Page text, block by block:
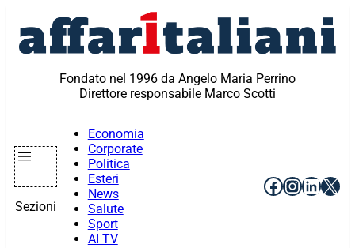
contenuto
Fondato nel 1996 da Angelo Maria Perrino
Direttore responsabile Marco Scotti
Sezioni
Economia
Corporate
Politica
Esteri
News
Salute
Sport
AI TV
Facebook
X